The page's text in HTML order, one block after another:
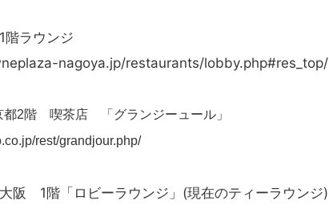
階ラウンジ
nagoya.jp/restaurants/lobby.php#res_top/
都2階 喫茶店 「グランジーュール」
rest/grandjour.php/
阪 1階「ロビーラウンジ」(現在のティーラウンジ)